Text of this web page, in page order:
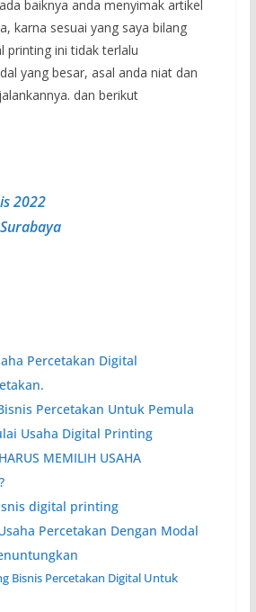
baiknya anda menyimak artikel
karna sesuai yang saya bilang
printing ini tidak terlalu
yang besar, asal anda niat dan
dan berikut
2022
Percetakan Digital
Percetakan Untuk Pemula
Usaha Digital Printing
MEMILIH USAHA
digital printing
Percetakan Dengan Modal
Bisnis Percetakan Digital Untuk